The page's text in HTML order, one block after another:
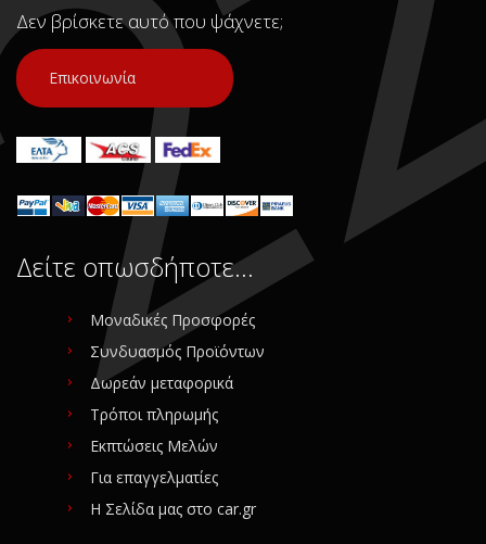
Δεν βρίσκετε αυτό που ψάχνετε;
Επικοινωνία
Δείτε οπωσδήποτε…
Μοναδικές Προσφορές
Συνδυασμός Προϊόντων
Δωρεάν μεταφορικά
Τρόποι πληρωμής
Εκπτώσεις Μελών
Για επαγγελματίες
Η Σελίδα μας στο car.gr